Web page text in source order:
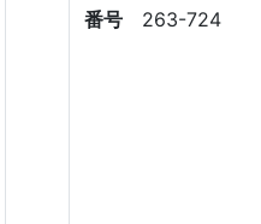
番号 263-724